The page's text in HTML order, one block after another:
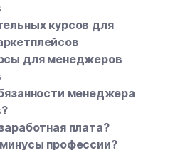
курсов для
для менеджеров
менеджера
плата?
профессии?